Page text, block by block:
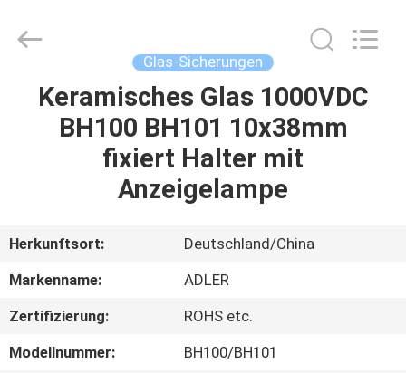
HAUS
PRODUKTE
SHOW
UNS
Co.,Ltd.
Glas-Sicherungen
Keramisches Glas 1000VDC
BH100 BH101 10x38mm
fixiert Halter mit
Anzeigelampe
Herkunftsort:
Deutschland/China
Markenname:
ADLER
Zertifizierung:
ROHS etc.
Modellnummer:
BH100/BH101